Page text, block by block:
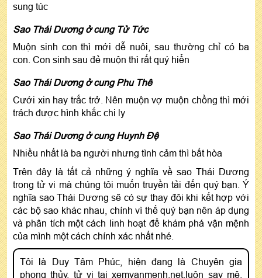
sung túc
Sao Thái Dương ở cung Tử Tức
Muộn sinh con thì mới dễ nuôi, sau thường chỉ có ba
con. Con sinh sau đẻ muộn thì rất quý hiển
Sao Thái Dương ở cung Phu Thê
Cưới xin hay trắc trở. Nên muộn vợ muộn chồng thì mới
trách được hình khắc chi ly
Sao Thái Dương ở cung Huynh Đệ
Nhiều nhất là ba người nhưng tình cảm thì bất hòa
Trên đây là tất cả những ý nghĩa về sao Thái Dương
trong tử vi mà chúng tôi muốn truyền tải đến quý bạn. Ý
nghĩa sao Thái Dương sẽ có sự thay đôi khi kết hợp với
các bộ sao khác nhau, chính vì thế quý bạn nên áp dụng
và phân tích một cách linh hoạt để khám phá vận mệnh
của mình một cách chính xác nhất nhé.
Tôi là Duy Tâm Phúc, hiện đang là Chuyên gia
phong thủy, tử vi tại xemvanmenh.net,luôn say mê,